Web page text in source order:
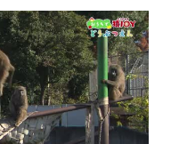
用いただけませ
が、ご了承の程
す。